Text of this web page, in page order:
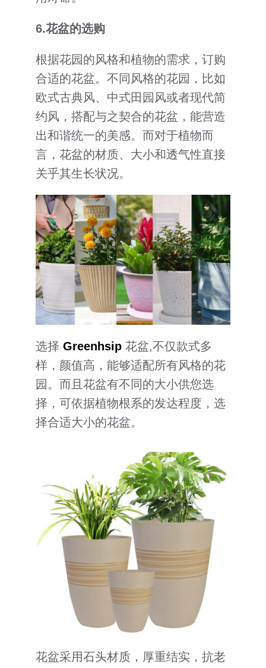
6.花盆的选购
根据花园的风格和植物的需求，订购
合适的花盆。不同风格的花园，比如
欧式古典风、中式田园风或者现代简
约风，搭配与之契合的花盆，能营造
出和谐统一的美感。而对于植物而
言，花盆的材质、大小和透气性直接
关乎其生长状况。
选择 Greenhsip花盆,不仅款式多
样，颜值高，能够适配所有风格的花
园。而且花盆有不同的大小供您选
择，可依据植物根系的发达程度，选
择合适大小的花盆。
花盆采用石头材质，厚重结实，抗老